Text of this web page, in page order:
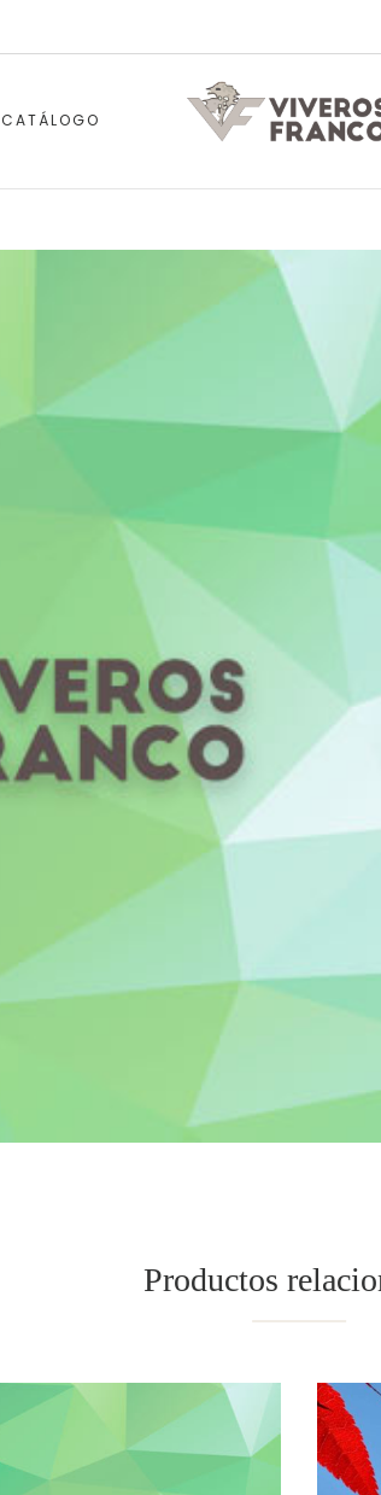
CATÁLOGO
Productos